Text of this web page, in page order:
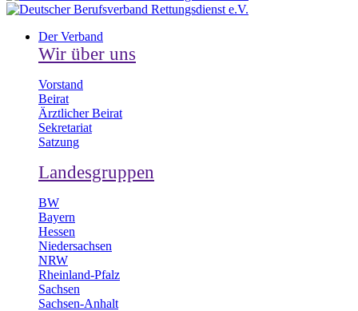
Der Verband
Wir über uns
Vorstand
Beirat
Ärztlicher Beirat
Sekretariat
Satzung
Landesgruppen
BW
Bayern
Hessen
Niedersachsen
NRW
Rheinland-Pfalz
Sachsen
Sachsen-Anhalt